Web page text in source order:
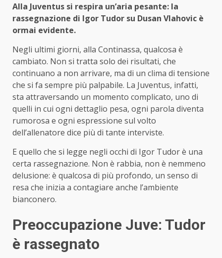
Alla Juventus si respira un’aria pesante: la
rassegnazione di Igor Tudor su Dusan Vlahovic è
ormai evidente.
Negli ultimi giorni, alla Continassa, qualcosa è
cambiato. Non si tratta solo dei risultati, che
continuano a non arrivare, ma di un clima di tensione
che si fa sempre più palpabile. La Juventus, infatti,
sta attraversando un momento complicato, uno di
quelli in cui ogni dettaglio pesa, ogni parola diventa
rumorosa e ogni espressione sul volto
dell’allenatore dice più di tante interviste.
E quello che si legge negli occhi di Igor Tudor è una
certa rassegnazione. Non è rabbia, non è nemmeno
delusione: è qualcosa di più profondo, un senso di
resa che inizia a contagiare anche l’ambiente
bianconero.
Preoccupazione Juve: Tudor
è rassegnato